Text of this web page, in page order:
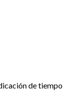
de tiempo